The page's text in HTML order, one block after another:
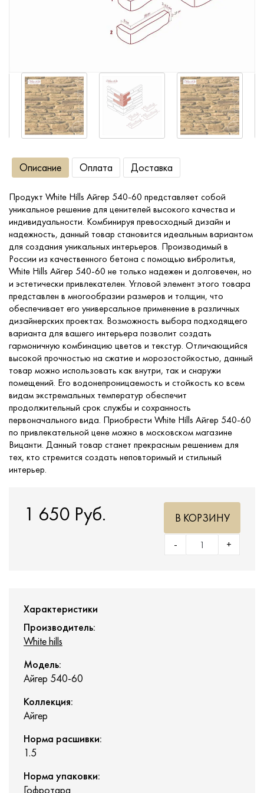
Сопутствующие товары
О компании
Услуги
Оплата
Портфолио
Доставка
Контакты
Описание Оплата Доставка
Продукт White Hills Айгер 540-60 представляет собой
уникальное решение для ценителей высокого качества и
индивидуальности. Комбинируя превосходный дизайн и
надежность, данный товар становится идеальным вариантом
для создания уникальных интерьеров. Производимый в
России из качественного бетона с помощью вибролитья,
White Hills Айгер 540-60 не только надежен и долговечен, но
и эстетически привлекателен. Угловой элемент этого товара
представлен в многообразии размеров и толщин, что
обеспечивает его универсальное применение в различных
дизайнерских проектах. Возможность выбора подходящего
варианта для вашего интерьера позволит создать
гармоничную комбинацию цветов и текстур. Отличающийся
высокой прочностью на сжатие и морозостойкостью, данный
товар можно использовать как внутри, так и снаружи
помещений. Его водонепроницаемость и стойкость ко всем
видам экстремальных температур обеспечит
продолжительный срок службы и сохранность
первоначального вида. Приобрести White Hills Айгер 540-60
по привлекательной цене можно в московском магазине
Вицанти. Данный товар станет прекрасным решением для
тех, кто стремится создать неповторимый и стильный
интерьер.
1 650 Руб.
+
-
В КОРЗИНУ
Характеристики
Производитель:
White hills
Модель:
Айгер 540-60
Коллекция:
Айгер
Норма расшивки:
1.5
Норма упаковки:
Гофротара